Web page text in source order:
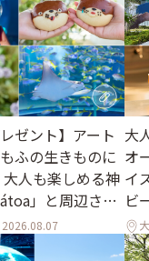
ゼント】アート
ふの生きものに
人も楽しめる神
」と周辺さん
2026.08.07
大
オ
イ
ビ